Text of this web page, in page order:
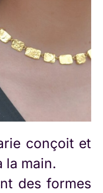
conçoit et
la main.
des formes